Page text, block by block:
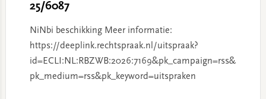
25/6087
NiNbi beschikking Meer informatie:
https://deeplink.rechtspraak.nl/uitspraak?
id=ECLI:NL:RBZWB:2026:7169&pk_campaign=rss&
pk_medium=rss&pk_keyword=uitspraken